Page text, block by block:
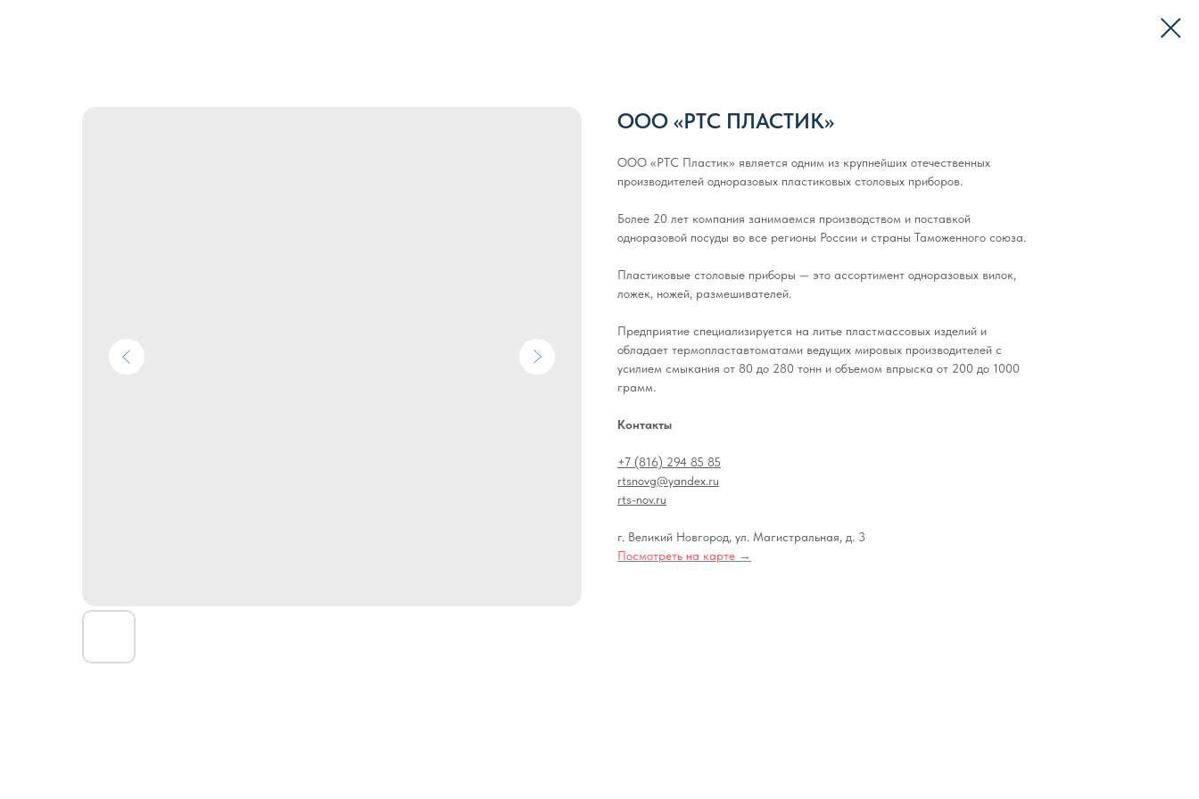
ООО «РТС ПЛАСТИК»
ООО «РТС Пластик» является одним из крупнейших отечественных
производителей одноразовых пластиковых столовых приборов.
Более 20 лет компания занимаемся производством и поставкой
одноразовой посуды во все регионы России и страны Таможенного союза.
Пластиковые столовые приборы — это ассортимент одноразовых вилок,
ложек, ножей, размешивателей.
Предприятие специализируется на литье пластмассовых изделий и
обладает термопластавтоматами ведущих мировых производителей с
усилием смыкания от 80 до 280 тонн и объемом впрыска от 200 до 1000
грамм.
Контакты
+7 (816) 294 85 85
rtsnovg@yandex.ru
rts-nov.ru
г. Великий Новгород, ул. Магистральная, д. 3
Посмотреть на карте →